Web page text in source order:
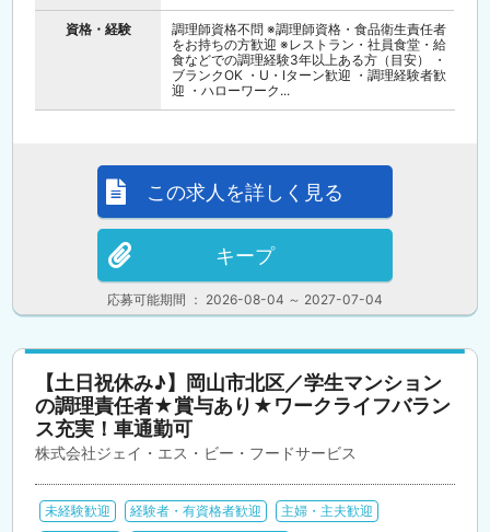
資格・経験
調理師資格不問 ※調理師資格・食品衛生責任者
をお持ちの方歓迎 ※レストラン・社員食堂・給
食などでの調理経験3年以上ある方（目安） ・
ブランクOK ・U・Iターン歓迎 ・調理経験者歓
迎 ・ハローワーク...
応募可能期間 ： 2026-08-04 ～ 2027-07-04
この求人を詳しく見る
キープ
【土日祝休み♪】岡山市北区／学生マンション
の調理責任者★賞与あり★ワークライフバラン
ス充実！車通勤可
株式会社ジェイ・エス・ビー・フードサービス
未経験歓迎 経験者・有資格者歓迎
主婦・主夫歓迎